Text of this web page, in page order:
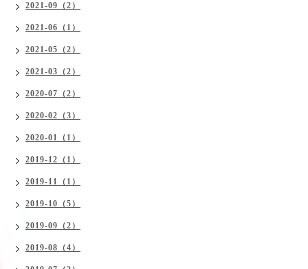
2021-09（2）
2021-06（1）
2021-05（2）
2021-03（2）
2020-07（2）
2020-02（3）
2020-01（1）
2019-12（1）
2019-11（1）
2019-10（5）
2019-09（2）
2019-08（4）